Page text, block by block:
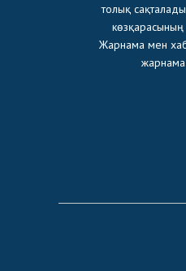
толық
көзқарасының
Жарнама мен